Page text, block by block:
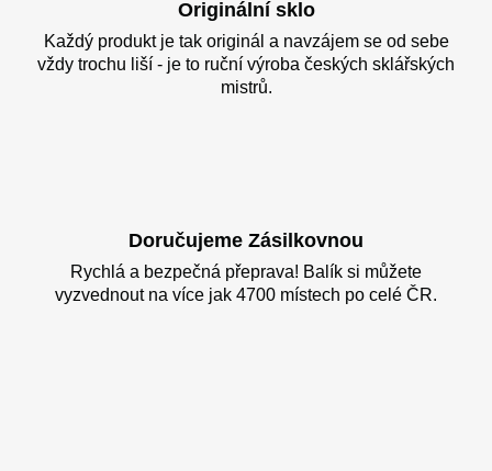
Originální sklo
Každý produkt je tak originál a navzájem se od sebe
vždy trochu liší - je to ruční výroba českých sklářských
mistrů.
Doručujeme Zásilkovnou
Rychlá a bezpečná přeprava! Balík si můžete
vyzvednout na více jak 4700 místech po celé ČR.